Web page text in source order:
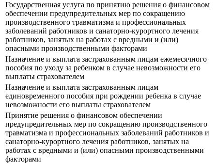
Государственная услуга по принятию решения о финансовом
обеспечении предупредительных мер по сокращению
производственного травматизма и профессиональных
заболеваний работников и санаторно-курортного лечения
работников, занятых на работах с вредными и (или)
опасными производственными факторами
Назначение и выплата застрахованным лицам ежемесячного
пособия по уходу за ребенком в случае невозможности его
выплаты страхователем
Назначение и выплата застрахованным лицам
единовременного пособия при рождении ребенка в случае
невозможности его выплаты страхователем
Принятие решения о финансовом обеспечении
предупредительных мер по сокращению производственного
травматизма и профессиональных заболеваний работников и
санаторно-курортного лечения работников, занятых на
работах с вредными и (или) опасными производственными
факторами